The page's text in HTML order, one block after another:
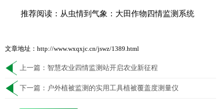
推荐阅读： 从虫情到气象：大田作物四情监测系统
文章地址：http://www.wxqxjc.cn/jswz/1389.html
上一篇： 智慧农业四情监测站开启农业新征程
下一篇： 户外植被监测的实用工具植被覆盖度测量仪